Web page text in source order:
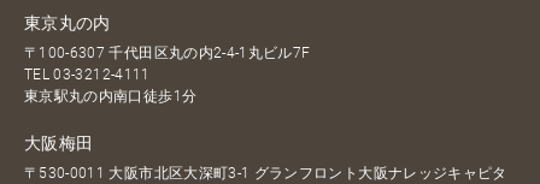
東京丸の内
〒100-6307 千代田区丸の内2-4-1丸ビル7F
TEL03-3212-4111
東京駅丸の内南口徒歩1分
大阪梅田
〒530-0011 大阪市北区大深町3-1 グランフロント大阪ナレッジキャピタ